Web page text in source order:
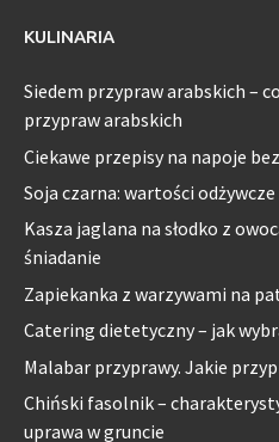
KULINARIA
Siedem przypraw arabskich –
przypraw arabskich
Ciekawe przepisy na napoje
Soja czarna: wartości
Kasza jaglana na słodko z
śniadanie
Zapiekanka z warzywami na
Catering dietetyczny – jak
Malabar przyprawy. Jakie
Chiński fasolnik –
uprawa w gruncie